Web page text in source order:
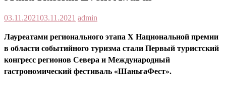
03.11.202103.11.2021 admin
Лауреатами регионального этапа X Национальной премии
в области событийного туризма стали Первый туристский
конгресс регионов Севера и Международный
гастрономический фестиваль «ШаньгаФест».